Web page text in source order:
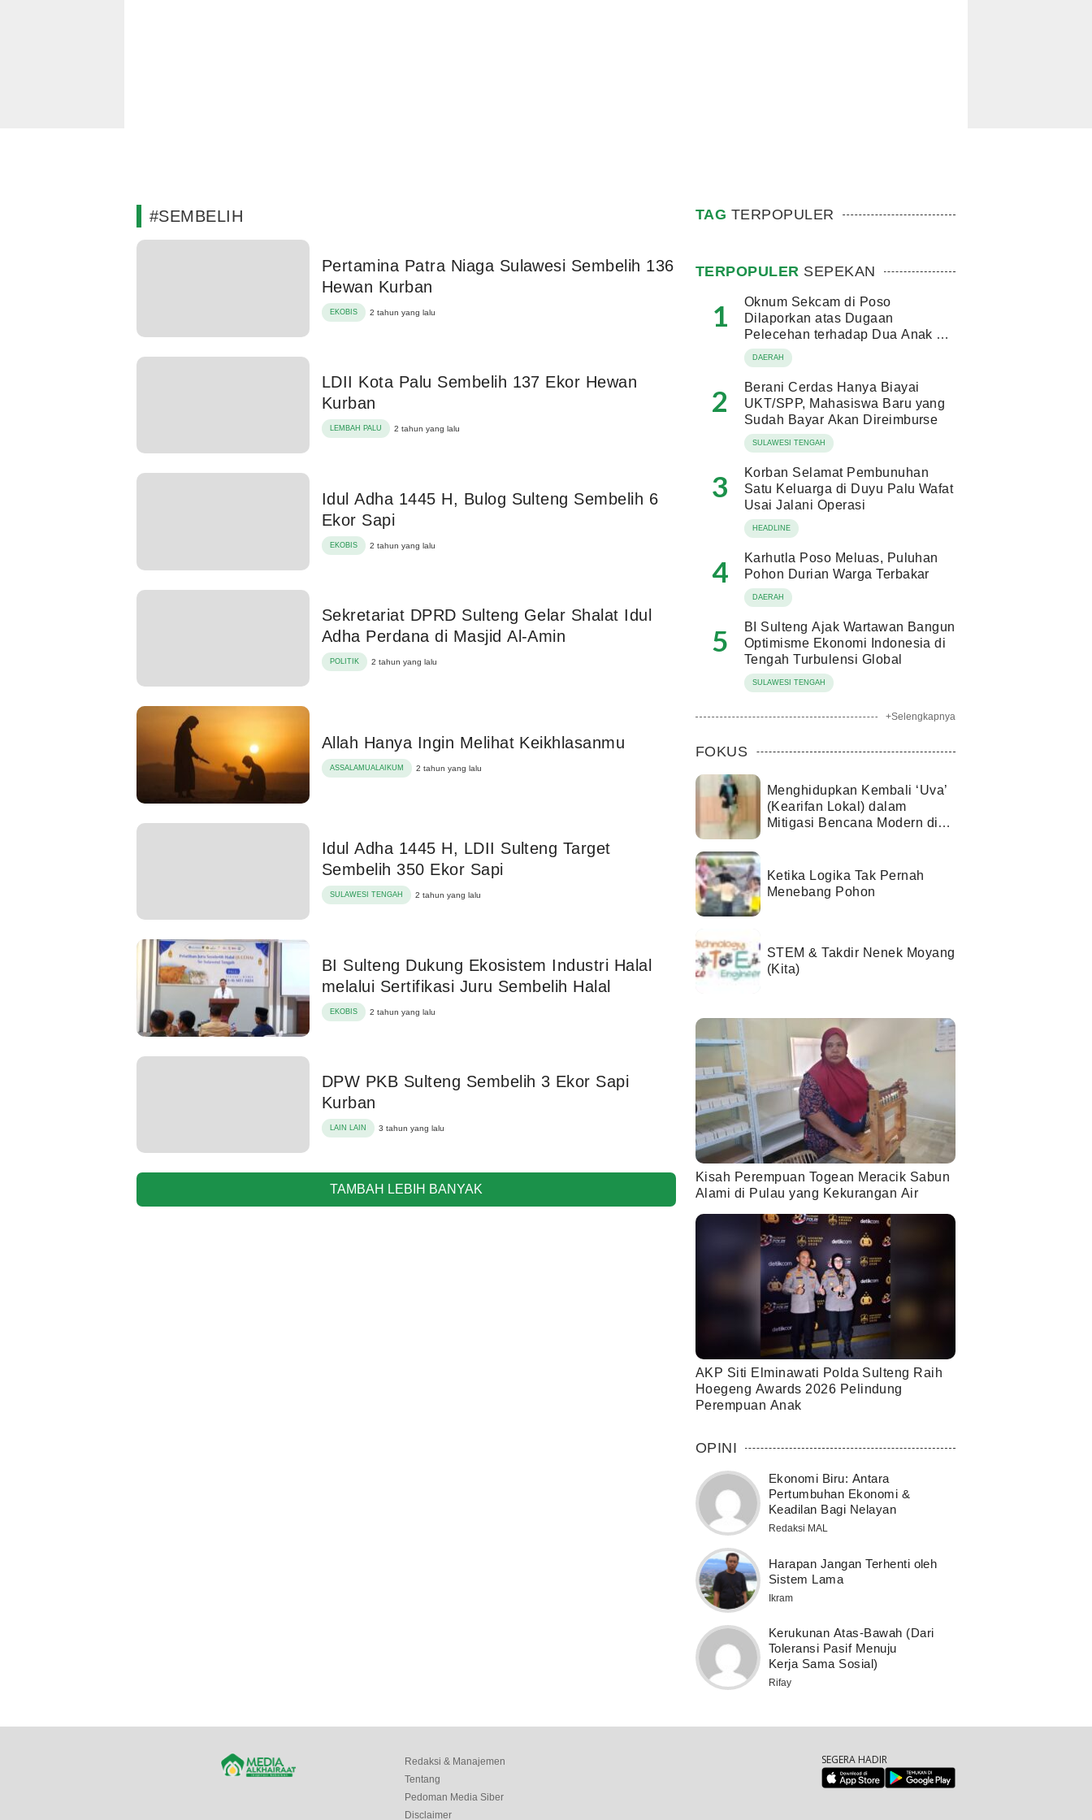
#SEMBELIH
Pertamina Patra Niaga Sulawesi Sembelih 136
Hewan Kurban
EKOBIS 2 tahun yang lalu
LDII Kota Palu Sembelih 137 Ekor Hewan
Kurban
LEMBAH PALU 2 tahun yang lalu
Idul Adha 1445 H, Bulog Sulteng Sembelih 6
Ekor Sapi
EKOBIS 2 tahun yang lalu
Sekretariat DPRD Sulteng Gelar Shalat Idul
Adha Perdana di Masjid Al-Amin
POLITIK 2 tahun yang lalu
Allah Hanya Ingin Melihat Keikhlasanmu
ASSALAMUALAIKUM 2 tahun yang lalu
Idul Adha 1445 H, LDII Sulteng Target
Sembelih 350 Ekor Sapi
SULAWESI TENGAH 2 tahun yang lalu
BI Sulteng Dukung Ekosistem Industri Halal
melalui Sertifikasi Juru Sembelih Halal
EKOBIS 2 tahun yang lalu
DPW PKB Sulteng Sembelih 3 Ekor Sapi
Kurban
LAIN LAIN 3 tahun yang lalu
TAMBAH LEBIH BANYAK
TAG TERPOPULER
TERPOPULER SEPEKAN
1
Oknum Sekcam di Poso
Dilaporkan atas Dugaan
Pelecehan terhadap Dua Anak di
Bawah Umur
DAERAH
2
Berani Cerdas Hanya Biayai
UKT/SPP, Mahasiswa Baru yang
Sudah Bayar Akan Direimburse
SULAWESI TENGAH
3
Korban Selamat Pembunuhan
Satu Keluarga di Duyu Palu Wafat
Usai Jalani Operasi
HEADLINE
4
Karhutla Poso Meluas, Puluhan
Pohon Durian Warga Terbakar
DAERAH
5
BI Sulteng Ajak Wartawan Bangun
Optimisme Ekonomi Indonesia di
Tengah Turbulensi Global
SULAWESI TENGAH
+Selengkapnya
FOKUS
Menghidupkan Kembali ‘Uva’
(Kearifan Lokal) dalam
Mitigasi Bencana Modern di
Ketika Logika Tak Pernah
Menebang Pohon
STEM & Takdir Nenek Moyang
(Kita)
Kisah Perempuan Togean Meracik Sabun
Alami di Pulau yang Kekurangan Air
AKP Siti Elminawati Polda Sulteng Raih
Hoegeng Awards 2026 Pelindung
Perempuan Anak
OPINI
Ekonomi Biru: Antara
Pertumbuhan Ekonomi &
Keadilan Bagi Nelayan
Redaksi MAL
Harapan Jangan Terhenti oleh
Sistem Lama
Ikram
Kerukunan Atas-Bawah (Dari
Toleransi Pasif Menuju
Kerja Sama Sosial)
Rifay
Redaksi & Manajemen
Tentang
Pedoman Media Siber
Disclaimer
SEGERA HADIR